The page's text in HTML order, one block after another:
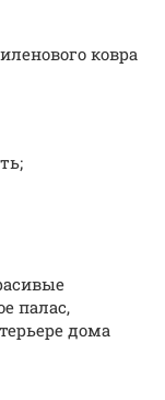
ковра
палас,
дома